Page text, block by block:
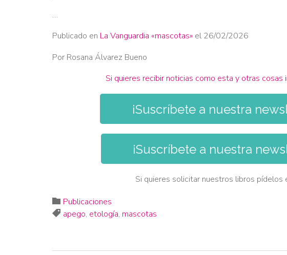
…
Publicado en La Vanguardia «mascotas» el 26/02/2026
Por Rosana Álvarez Bueno
Si quieres recibir noticias como esta y otras
¡Suscríbete a nuestra
¡Suscríbete a nuestra
Si quieres solicitar nuestros libros pídelos
 Category
Publicaciones
 Tags
apego, etología, mascotas